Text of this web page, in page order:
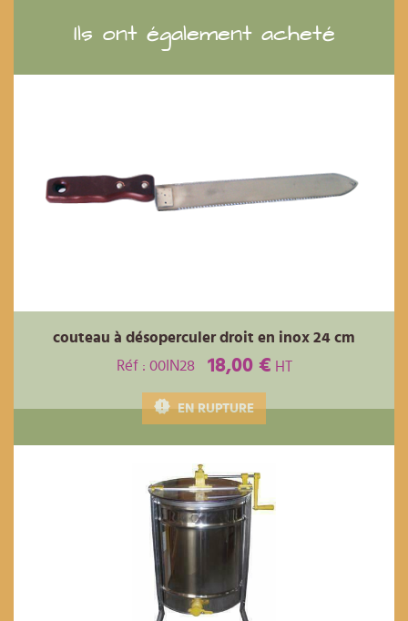
Ils ont également acheté
couteau à désoperculer droit en inox 24 cm
Réf : 00IN28
18,00 € HT
EN RUPTURE